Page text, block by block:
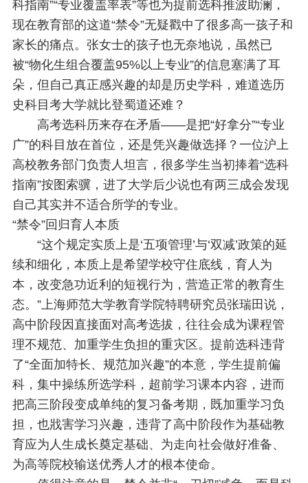
科指南”“专业覆盖率表”等也为提前选科推波助澜，
现在教育部的这道“禁令”无疑戳中了很多高一孩子和
家长的痛点。张女士的孩子也无奈地说，虽然已
被“物化生组合覆盖95%以上专业”的信息塞满了耳
朵，但自己真正感兴趣的却是历史学科，难道选历
史科目考大学就比登蜀道还难？
高考选科历来存在矛盾——是把“好拿分”“专业
广”的科目放在首位，还是凭兴趣做选择？一位沪上
高校教务部门负责人坦言，很多学生当初捧着“选科
指南”按图索骥，进了大学后少说也有两三成会发现
自己其实并不适合所学的专业。
“禁令”回归育人本质
“这个规定实质上是‘五项管理’与‘双减’政策的延
续和细化，本质上是希望学校守住底线，育人为
本，改变急功近利的短视行为，营造正常的教育生
态。”上海师范大学教育学院特聘研究员张瑞田说，
高中阶段因直接面对高考选拔，往往会成为课程管
理不规范、加重学生负担的重灾区。提前选科违背
了“全面加特长、规范加兴趣”的本意，学生提前偏
科，集中操练所选学科，超前学习课本内容，进而
把高三阶段变成单纯的复习备考期，既加重学习负
担，也戕害学习兴趣，违背了高中阶段作为基础教
育应为人生成长奠定基础、为走向社会做好准备、
为高等院校输送优秀人才的根本使命。